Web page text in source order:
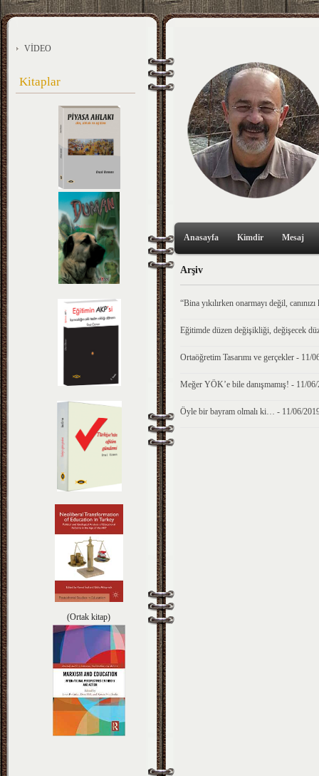
VİDEO
Kitaplar
(Ortak kitap)
Anasayfa Kimdir Mesaj
Arşiv
“Bina yıkılırken onarmayı değil,
Eğitimde düzen değişikliği, değişecek
Ortaöğretim Tasarımı ve gerçekler - 11/
Meğer YÖK’e bile danışmamış! - 11/
Öyle bir bayram olmalı ki… - 11/06/